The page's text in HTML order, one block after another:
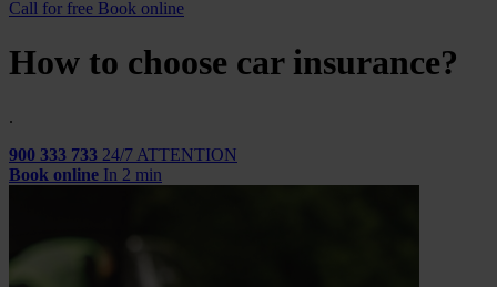
Call for free Book online
How to choose car insurance?
.
900 333 733 24/7 ATTENTION
Book online In 2 min